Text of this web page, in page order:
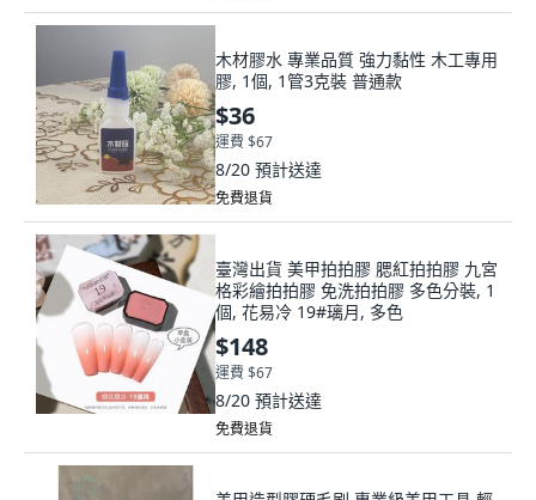
木材膠水 專業品質 強力黏性 木工專用
膠, 1個, 1管3克裝 普通款
$36
運費 $67
8/20 預計送達
免費退貨
臺灣出貨 美甲拍拍膠 腮紅拍拍膠 九宮
格彩繪拍拍膠 免洗拍拍膠 多色分裝, 1
個, 花易冷 19#璃月, 多色
$148
運費 $67
8/20 預計送達
免費退貨